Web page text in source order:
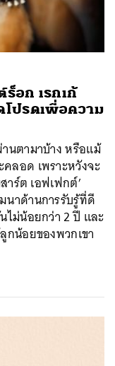
อก เรกเก้
ปรดเพื่อความ
นตามาบ้าง หรือแม้
ลอด เพราะหวังจะ
าร์ต เอฟเฟกต์’
าด้านการรับรู้ที่ดี
ม่น้อยกว่า 2 ปี และ
กน้อยของพวกเขา